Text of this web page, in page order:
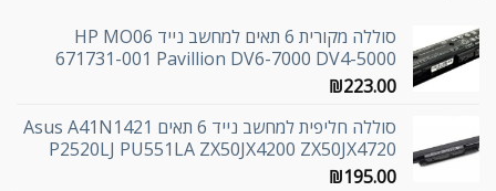
סוללה מקורית 6 תאים למחשב נייד HP MO06
671731-001 Pavillion DV6-7000 DV4-5000
₪223.00
סוללה חליפית למחשב נייד 6 תאים Asus A41N1421
P2520LJ PU551LA ZX50JX4200 ZX50JX4720
₪195.00